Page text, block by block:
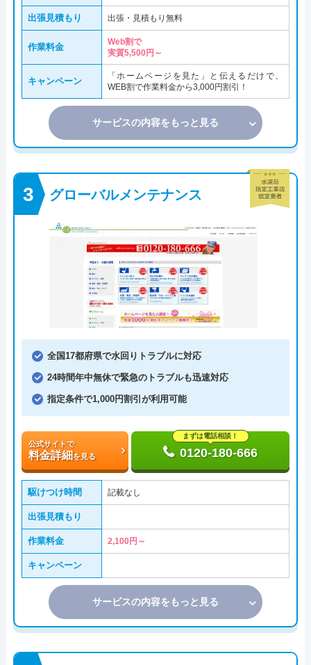
出張見積もり 出張・見積もり無料
作業料金
Web割で
実質5,500円～
キャンペーン
「ホームページを見た」と伝えるだけで、
WEB割で作業料金から3,000円割引！
サービスの内容をもっと見る
グローバルメンテナンス
全国17都府県で水回りトラブルに対応
24時間年中無休で緊急のトラブルも迅速対応
指定条件で1,000円割引が利用可能
公式サイトで
料金詳細を見る
まずは電話相談！
0120-180-666
駆けつけ時間 記載なし
出張見積もり
作業料金 2,100円～
キャンペーン
サービスの内容をもっと見る